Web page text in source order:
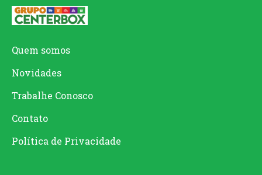
Quem somos
Novidades
Trabalhe Conosco
Contato
Política de Privacidade